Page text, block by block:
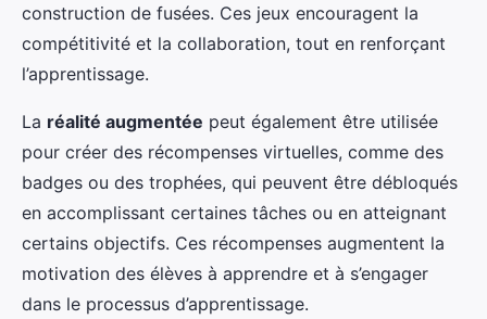
construction de fusées. Ces jeux encouragent la
compétitivité et la collaboration, tout en renforçant
l’apprentissage.
La réalité augmentée peut également être utilisée
pour créer des récompenses virtuelles, comme des
badges ou des trophées, qui peuvent être débloqués
en accomplissant certaines tâches ou en atteignant
certains objectifs. Ces récompenses augmentent la
motivation des élèves à apprendre et à s’engager
dans le processus d’apprentissage.